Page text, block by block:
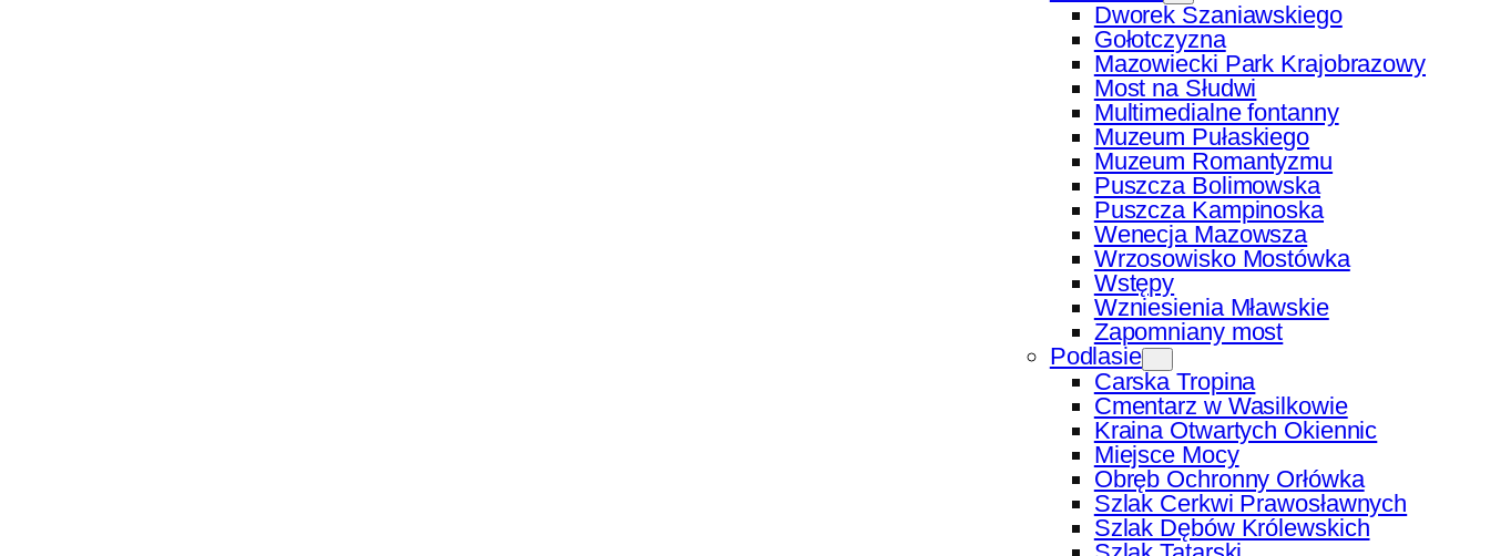
Dworek Szaniawskiego
Gołotczyzna
Mazowiecki Park Krajobrazowy
Most na Słudwi
Multimedialne fontanny
Muzeum Pułaskiego
Muzeum Romantyzmu
Puszcza Bolimowska
Puszcza Kampinoska
Wenecja Mazowsza
Wrzosowisko Mostówka
Wstępy
Wzniesienia Mławskie
Zapomniany most
Podlasie
Carska Tropina
Cmentarz w Wasilkowie
Kraina Otwartych Okiennic
Miejsce Mocy
Obręb Ochronny Orłówka
Szlak Cerkwi Prawosławnych
Szlak Dębów Królewskich